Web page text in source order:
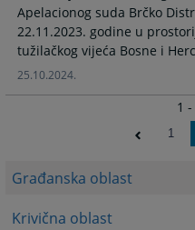
Građanska oblast
Krivična oblast
Apelacionog suda Brčko
22.11.2023. godine u
tužilačkog vijeća Bosne i
25.10.2024.
1
1